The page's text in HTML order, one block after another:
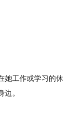
她工作或学习的休
。